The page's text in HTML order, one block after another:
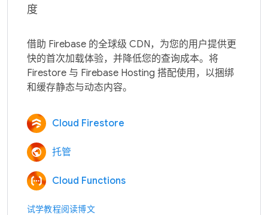
度
借助 Firebase 的全球级 CDN，为您的用户提供更
快的首次加载体验，并降低您的查询成本。将
Firestore 与 Firebase Hosting 搭配使用，以捆绑
Cloud Firestore
托管
Cloud Functions
试学教程阅读博文